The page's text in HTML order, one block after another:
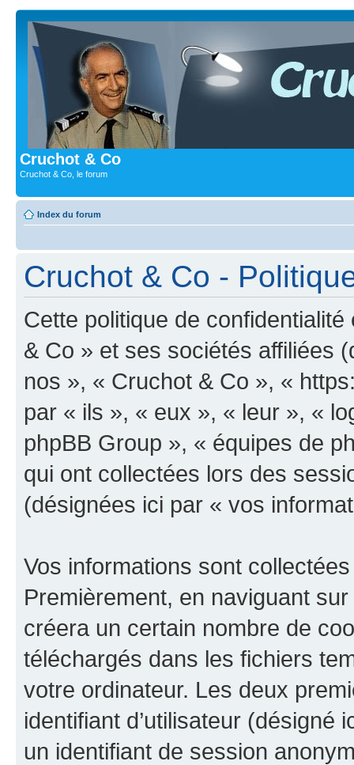
Cruchot & Co
Cruchot & Co, le forum
Index du forum
Cruchot & Co -
Cette politique de
& Co » et ses sociétés affiliées
nos », « Cruchot & Co », «
par « ils », « eux », « leur », «
phpBB Group », « équipes de
qui ont collectées lors des
(désignées ici par « vos
Vos informations sont
Premièrement, en naviguant
créera un certain nombre de
téléchargés dans les fichiers
votre ordinateur. Les deux
identifiant d’utilisateur (désigné
un identifiant de session